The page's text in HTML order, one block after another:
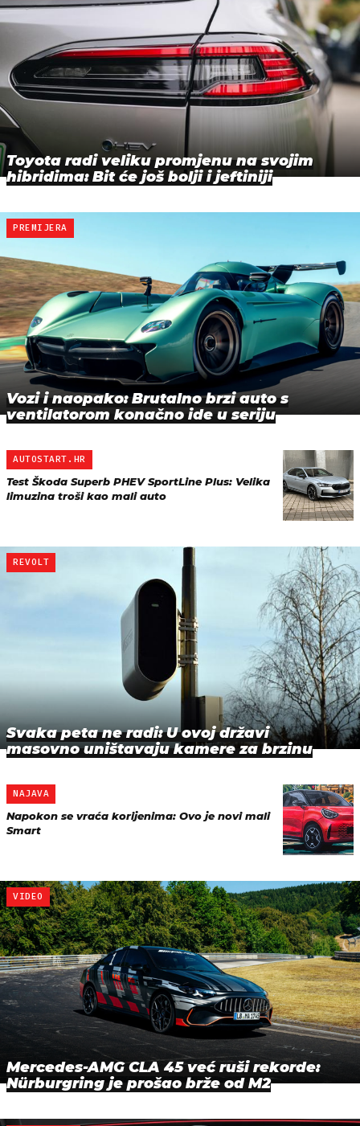
Toyota radi veliku promjenu na svojim
hibridima: Bit će još bolji i jeftiniji
PREMIJERA
Vozi i naopako: Brutalno brzi auto s
ventilatorom konačno ide u seriju
AUTOSTART.HR
Test Škoda Superb PHEV SportLine Plus: Velika
limuzina troši kao mali auto
REVOLT
Svaka peta ne radi: U ovoj državi
masovno uništavaju kamere za brzinu
NAJAVA
Napokon se vraća korijenima: Ovo je novi mali
Smart
VIDEO
Mercedes-AMG CLA 45 već ruši rekorde:
Nürburgring je prošao brže od M2